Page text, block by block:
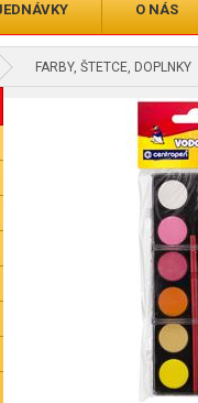
O NÁS
FARBY, ŠTETCE, DOPLNKY